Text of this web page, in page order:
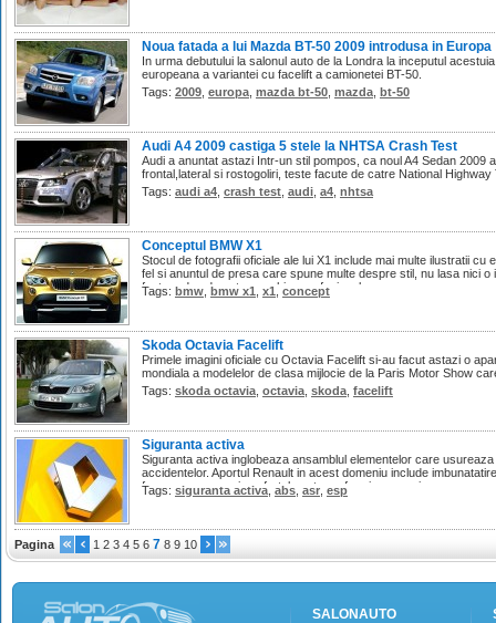
Noua fatada a lui Mazda BT-50 2009 introdusa in Europa
In urma debutului la salonul auto de la Londra la inceputul
europeana a variantei cu facelift a camionetei BT-50.
Tags: 2009 europa mazda bt-50 mazda bt-50
Audi A4 2009 castiga 5 stele la NHTSA Crash Test
Audi a anuntat astazi Intr-un stil pompos, ca noul A4 Sedan 2009
frontal,lateral si rostogoliri, teste facute de catre National
Tags: audi a4 crash test audi a4 nhtsa
Conceptul BMW X1
Stocul de fotografii oficiale ale lui X1 include mai multe ilustratii
fel si anuntul de presa care spune multe despre stil, nu lasa nici
fost produs de catre o echipa profesionala.
Tags: bmw bmw x1 x1 concept
Skoda Octavia Facelift
Primele imagini oficiale cu Octavia Facelift si-au facut astazi o
mondiala a modelelor de clasa mijlocie de la Paris Motor Show
Tags: skoda octavia octavia skoda facelift
Siguranta activa
Siguranta activa inglobeaza ansamblul elementelor care
accidentelor. Aportul Renault in acest domeniu include
franare, precum si confortul pentru sofer si pasageri.
Tags: siguranta activa abs asr esp
Pagina 1 2 3 4 5 6 7 8 9 10
SALONAUTO